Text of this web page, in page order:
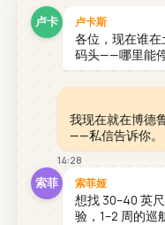
卢卡 卢卡斯
各位，现在谁
码头——哪里能
我现在就在博德
——私信告诉你。
14:28
索菲 索菲娅
想找 30–40 英
验，1–2 周的巡